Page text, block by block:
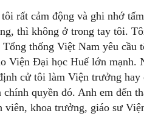
rất cảm động và ghi nhớ
thì không ở trong tay tôi.
thống Việt Nam yêu cầu
Viện Đại học Huế lớn mạnh.
cử tôi làm Viện trưởng hay
quyền đó. Anh em đến
khoa trưởng, giáo sư